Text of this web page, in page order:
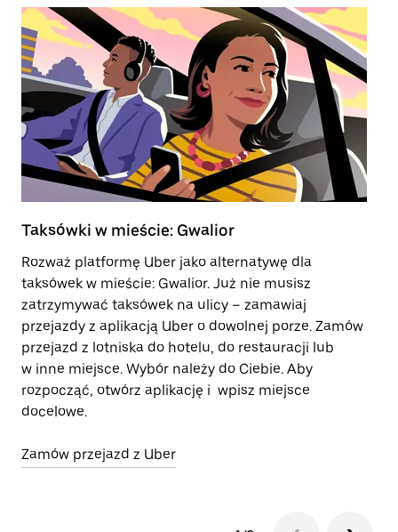
Taksówki w mieście: Gwalior
Rozważ platformę Uber jako alternatywę dla
taksówek w mieście: Gwalior. Już nie musisz
zatrzymywać taksówek na ulicy – zamawiaj
przejazdy z aplikacją Uber o dowolnej porze. Zamów
przejazd z lotniska do hotelu, do restauracji lub
w inne miejsce. Wybór należy do Ciebie. Aby
rozpocząć, otwórz aplikację i wpisz miejsce
docelowe.
Zamów przejazd z Uber